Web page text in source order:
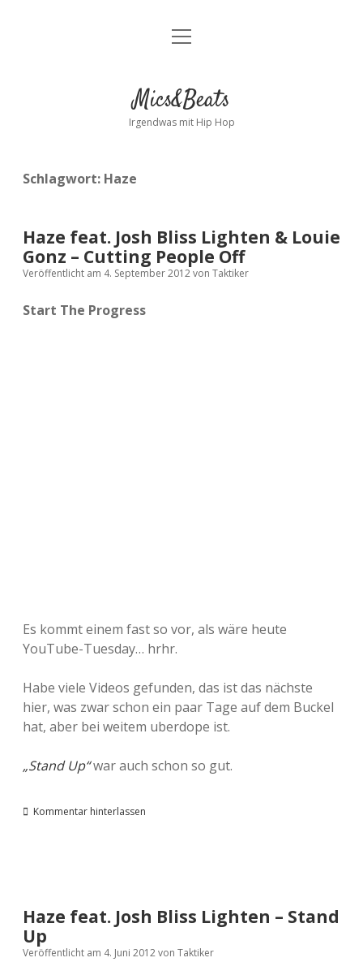
Kontakt
facebookinstagram
bandcamp
spotify
Menü
Mics&Beats
Irgendwas mit Hip Hop
Schlagwort: Haze
Haze feat. Josh Bliss Lighten & Louie
Gonz – Cutting People Off
Veröffentlicht am 4. September 2012von Taktiker
Start The Progress
Es kommt einem fast so vor, als wäre heute
YouTube-Tuesday… hrhr.
Habe viele Videos gefunden, das ist das nächste
hier, was zwar schon ein paar Tage auf dem Buckel
hat, aber bei weitem uberdope ist.
„Stand Up“war auch schon so gut.
Kommentar hinterlassen
Haze feat. Josh Bliss Lighten – Stand
Up
Veröffentlicht am 4. Juni 2012von Taktiker